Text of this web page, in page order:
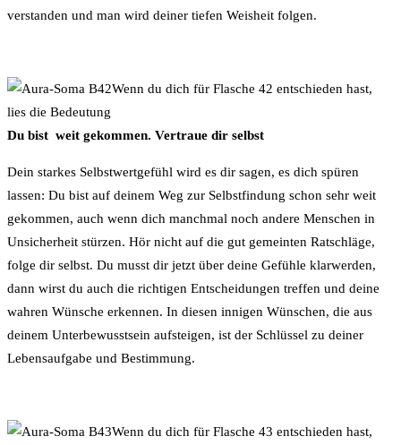
verstanden und man wird deiner tiefen Weisheit folgen.
Wenn du dich für Flasche 42 entschieden hast,
lies die Bedeutung
Du bist weit gekommen. Vertraue dir selbst
Dein starkes Selbstwertgefühl wird es dir sagen, es dich spüren
lassen: Du bist auf deinem Weg zur Selbstfindung schon sehr weit
gekommen, auch wenn dich manchmal noch andere Menschen in
Unsicherheit stürzen. Hör nicht auf die gut gemeinten Ratschläge,
folge dir selbst. Du musst dir jetzt über deine Gefühle klarwerden,
dann wirst du auch die richtigen Entscheidungen treffen und deine
wahren Wünsche erkennen. In diesen innigen Wünschen, die aus
deinem Unterbewusstsein aufsteigen, ist der Schlüssel zu deiner
Lebensaufgabe und Bestimmung.
Wenn du dich für Flasche 43 entschieden hast,